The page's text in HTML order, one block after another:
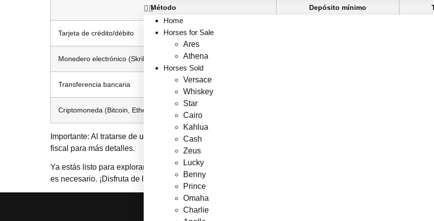
Home
Horses for Sale
Ares
Athena
Horses Sold
Versace
Whiskey
Star
Cairo
Kahlua
Cash
Zeus
Lucky
Benny
Prince
Omaha
Charlie
Método Depósito mínimo
Tarjeta de crédito/débito
Monedero electrónico (Skrill, Neteller)
Transferencia bancaria
Criptomoneda (Bitcoin, Ethereum)
Importante: Al tratarse de una licencia de Curazao, las ganancias pueden estar sujetas a impuestos locales
fiscal para más detalles.
Ya estás listo para explorar la oferta de juegos y aprovechar los bonos de bienvenida. Recuerda jugar de
es necesario. ¡Disfruta de la experiencia!